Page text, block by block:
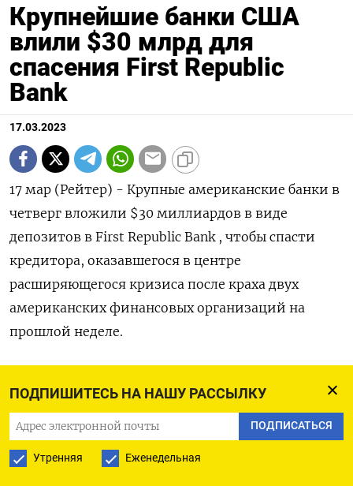
ПОДПИШИТЕСЬ НА НАШУ РАССЫЛКУ
ПОДПИСАТЬСЯ
Утренняя Еженедельная
Крупнейшие банки США
влили $30 млрд для
спасения First Republic
Bank
17.03.2023
17 мар (Рейтер) - Крупные американские банки в
четверг вложили $30 миллиардов в виде
депозитов в First Republic Bank , чтобы спасти
кредитора, оказавшегося в центре
расширяющегося кризиса после краха двух
американских финансовых организаций на
прошлой неделе.
Chase & Co , Citigroup Inc, Bank of America Corp,
Wells Fargo & Co, Goldman Sachs и Morgan Stanley ,
согласно сообщению банков.